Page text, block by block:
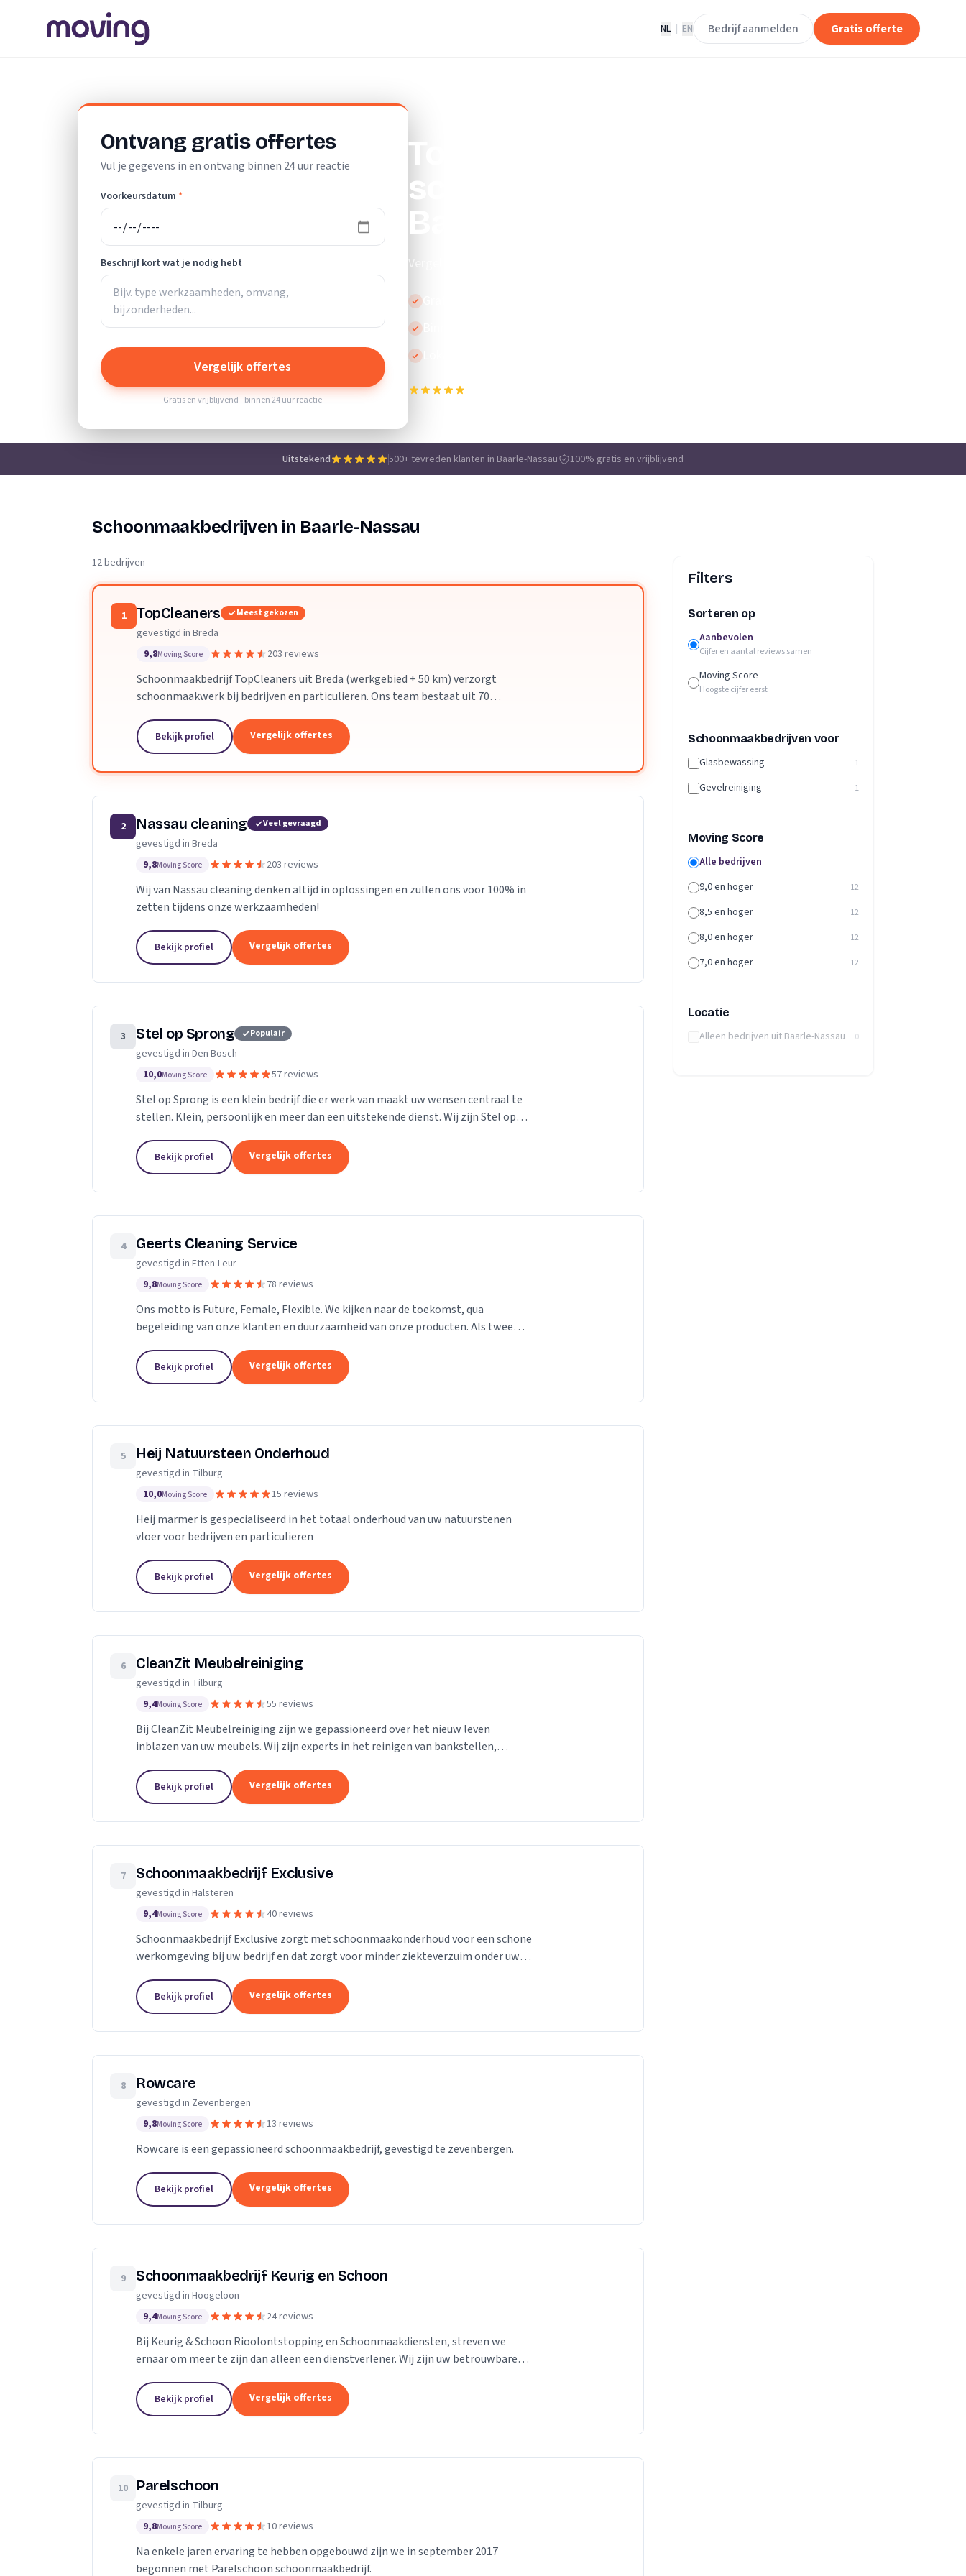
NL EN Bedrijf aanmelden Gratis offerte
Ontvang gratis offertes
Vul je gegevens in en ontvang binnen 24 uur reactie
Voorkeursdatum *
Beschrijf kort wat je nodig hebt
Vergelijk offertes
Gratis en vrijblijvend - binnen 24 uur reactie
Top 10 beste
schoonmaakbedrijven in
Baarle-Nassau
Vergelijk de beste schoonmaakbedrijven in Baarle-Nassau.
Gratis en vrijblijvend
Binnen 24 uur reactie
Lokale vakmensen
Uitstekend 500+ tevreden klanten in Baarle-Nassau 100% gratis en vrijblijvend
Schoonmaakbedrijven in Baarle-Nassau
12 bedrijven
1 TopCleaners Meest gekozen
gevestigd in Breda
9,8Moving Score 203 reviews
Schoonmaakbedrijf TopCleaners uit Breda (werkgebied + 50 km) verzorgt
schoonmaakwerk bij bedrijven en particulieren. Ons team bestaat uit 70
Bekijk profiel Vergelijk offertes
2 Nassau cleaning Veel gevraagd
gevestigd in Breda
9,8Moving Score 203 reviews
Wij van Nassau cleaning denken altijd in oplossingen en zullen ons voor 100% in
zetten tijdens onze werkzaamheden!
Bekijk profiel Vergelijk offertes
3 Stel op Sprong Populair
gevestigd in Den Bosch
10,0Moving Score 57 reviews
Stel op Sprong is een klein bedrijf die er werk van maakt uw wensen centraal te
stellen. Klein, persoonlijk en meer dan een uitstekende dienst. Wij zijn Stel op
Bekijk profiel Vergelijk offertes
4 Geerts Cleaning Service
gevestigd in Etten-Leur
9,8Moving Score 78 reviews
Ons motto is Future, Female, Flexible. We kijken naar de toekomst, qua
begeleiding van onze klanten en duurzaamheid van onze producten. Als twee
Bekijk profiel Vergelijk offertes
5 Heij Natuursteen Onderhoud
gevestigd in Tilburg
10,0Moving Score 15 reviews
Heij marmer is gespecialiseerd in het totaal onderhoud van uw natuurstenen
vloer voor bedrijven en particulieren
Bekijk profiel Vergelijk offertes
6 CleanZit Meubelreiniging
gevestigd in Tilburg
9,4Moving Score 55 reviews
Bij CleanZit Meubelreiniging zijn we gepassioneerd over het nieuw leven
inblazen van uw meubels. Wij zijn experts in het reinigen van bankstellen,
Bekijk profiel Vergelijk offertes
7 Schoonmaakbedrijf Exclusive
gevestigd in Halsteren
9,4Moving Score 40 reviews
Schoonmaakbedrijf Exclusive zorgt met schoonmaakonderhoud voor een schone
werkomgeving bij uw bedrijf en dat zorgt voor minder ziekteverzuim onder uw
Bekijk profiel Vergelijk offertes
8 Rowcare
gevestigd in Zevenbergen
9,8Moving Score 13 reviews
Rowcare is een gepassioneerd schoonmaakbedrijf, gevestigd te zevenbergen.
Bekijk profiel Vergelijk offertes
9 Schoonmaakbedrijf Keurig en Schoon
gevestigd in Hoogeloon
9,4Moving Score 24 reviews
Bij Keurig & Schoon Rioolontstopping en Schoonmaakdiensten, streven we
ernaar om meer te zijn dan alleen een dienstverlener. Wij zijn uw betrouwbare
Bekijk profiel Vergelijk offertes
10 Parelschoon
gevestigd in Tilburg
9,8Moving Score 10 reviews
Na enkele jaren ervaring te hebben opgebouwd zijn we in september 2017
begonnen met Parelschoon schoonmaakbedrijf.
Filters
Sorteren op
Aanbevolen
Cijfer en aantal reviews samen
Moving Score
Hoogste cijfer eerst
Schoonmaakbedrijven voor
Glasbewassing 1
Gevelreiniging 1
Moving Score
Alle bedrijven
9,0 en hoger
12
8,5 en hoger 12
8,0 en hoger 12
7,0 en hoger 12
Locatie
Alleen bedrijven uit Baarle-Nassau 0